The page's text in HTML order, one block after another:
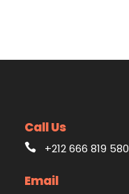
Call Us
+212 666 819 580
Email